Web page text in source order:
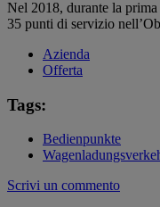
Nel 2018, durante la
35 punti di servizio
Azienda
Offerta
Tags:
Bedienpunkte
Scrivi un commento